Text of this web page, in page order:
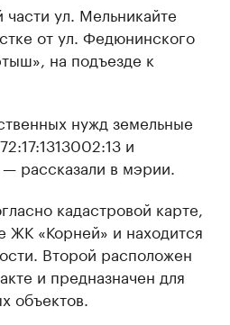
части ул. Мельникайте
от ул. Федюнинского
на подъезде к
нужд земельные
и
рассказали в мэрии.
кадастровой карте,
ЖК «Корней» и находится
Второй расположен
и предназначен для
объектов.